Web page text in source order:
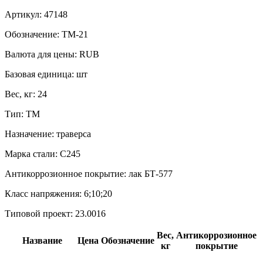
Артикул: 47148
Обозначение: ТМ-21
Валюта для цены: RUB
Базовая единица: шт
Вес, кг: 24
Тип: ТМ
Назначение: траверса
Марка стали: С245
Антикоррозионное покрытие: лак БТ-577
Класс напряжения: 6;10;20
Типовой проект: 23.0016
Название Цена Обозначение
Вес,
кг
Антикоррозионное
покрытие